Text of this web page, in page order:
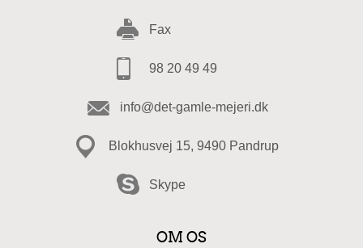
Fax
98 20 49 49
info@det-gamle-mejeri.dk
Blokhusvej 15, 9490 Pandrup
Skype
OM OS